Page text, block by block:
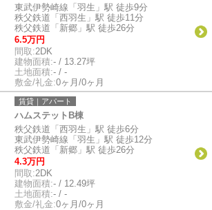
東武伊勢崎線「羽生」駅 徒歩9分
秩父鉄道「西羽生」駅 徒歩11分
秩父鉄道「新郷」駅 徒歩26分
6.5万円
間取:2DK
建物面積:- / 13.27坪
土地面積:- / -
敷金/礼金:0ヶ月/0ヶ月
賃貸｜アパート
ハムステットB棟
秩父鉄道「西羽生」駅 徒歩6分
東武伊勢崎線「羽生」駅 徒歩12分
秩父鉄道「新郷」駅 徒歩26分
4.3万円
間取:2DK
建物面積:- / 12.49坪
土地面積:- / -
敷金/礼金:0ヶ月/0ヶ月